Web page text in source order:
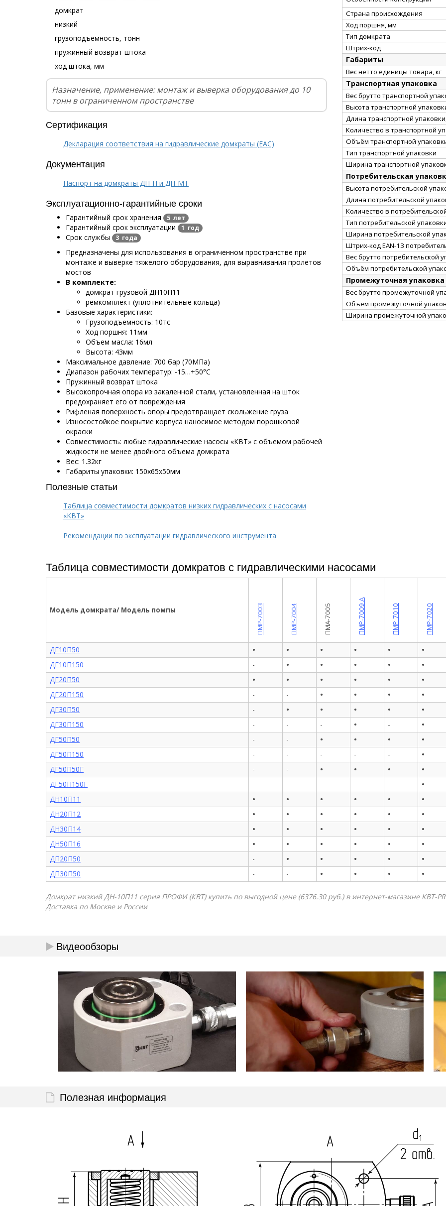
домкрат
низкий
грузоподъемность, тонн
пружинный возврат штока
ход штока, мм
Назначение, применение: монтаж и выверка оборудования до 10
тонн в ограниченном пространстве
Сертификация
Декларация соответствия на гидравлические домкраты (EAC)
Документация
Паспорт на домкраты ДН-П и ДН-МТ
Эксплуатационно-гарантийные сроки
Гарантийный срок хранения 5 лет
Гарантийный срок эксплуатации 1 год
Срок службы 3 года
Предназначены для использования в ограниченном пространстве при
монтаже и выверке тяжелого оборудования, для выравнивания пролетов
мостов
В комплекте:
домкрат грузовой ДН10П11
ремкомплект (уплотнительные кольца)
Базовые характеристики:
Грузоподъемность: 10тс
Ход поршня: 11мм
Объем масла: 16мл
Высота: 43мм
Максимальное давление: 700 бар (70МПа)
Диапазон рабочих температур: -15…+50°С
Пружинный возврат штока
Высокопрочная опора из закаленной стали, установленная на шток
предохраняет его от повреждения
Рифленая поверхность опоры предотвращает скольжение груза
Износостойкое покрытие корпуса наносимое методом порошковой
окраски
Совместимость: любые гидравлические насосы «КВТ» с объемом рабочей
жидкости не менее двойного объема домкрата
Вес: 1.32кг
Габариты упаковки: 150х65х50мм
Полезные статьи
Таблица совместимости домкратов низких гидравлических с насосами
«КВТ»
Рекомендации по эксплуатации гидравлического инструмента
Страна происхождения
Ход поршня, мм
Тип домкрата
Штрих-код
Габариты
Вес нетто единицы товара, кг
Транспортная упаковка
Вес брутто транспортной
Высота транспортной
Длина транспортной
Количество в транспортной
Объём транспортной
Тип транспортной упаковки
Ширина транспортной
Потребительская
Высота потребительской
Длина потребительской
Количество в
Тип потребительской
Ширина потребительской
Штрих-код EAN-13
Вес брутто потребительской
Объём потребительской
Промежуточная упаковка
Вес брутто промежуточной
Объём промежуточной
Ширина промежуточной
Таблица совместимости домкратов с гидравлическими насосами
Модель домкрата/ Модель помпы ПМР-7003 ПМР-7004 ПМА-7005 ПМР-7009 А ПМР-7010 ПМР-7020
ДГ10П50 • • • • • •
ДГ10П150 - • • • • •
ДГ20П50 • • • • • •
ДГ20П150 - - • • • •
ДГ30П50 - • • • • •
ДГ30П150 - - - • - •
ДГ50П50 - - • • • •
ДГ50П150 - - - - - •
ДГ50П50Г - - • • • •
ДГ50П150Г - - - - - •
ДН10П11 • • • • • •
ДН20П12 • • • • • •
ДН30П14 • • • • • •
ДН50П16 • • • • • •
ДП20П50 - • • • • •
ДП30П50 - - • • • •
Домкрат низкий ДН-10П11 серия ПРОФИ (КВТ) купить по выгодной цене (6376.30 руб.) в интернет-магазине КВТ-
Доставка по Москве и России
Видеообзоры
Полезная информация